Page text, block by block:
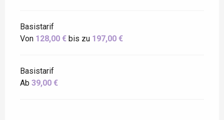
Basistarif
Von 128,00 € bis zu 197,00 €
Basistarif
Ab 39,00 €